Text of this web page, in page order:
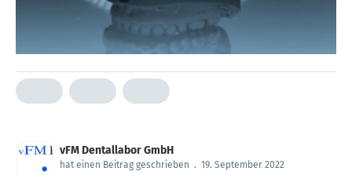
vFM Dentallabor GmbH
hat einen Beitrag geschrieben . 19. September 2022